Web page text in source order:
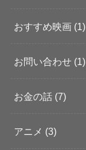
おすすめ映画 (1)
お問い合わせ (1)
お金の話 (7)
アニメ (3)